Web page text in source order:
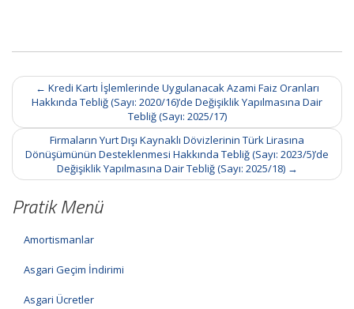
Post
navigation
← Kredi Kartı İşlemlerinde Uygulanacak Azami Faiz Oranları
Hakkında Tebliğ (Sayı: 2020/16)’de Değişiklik Yapılmasına Dair
Tebliğ (Sayı: 2025/17)
Firmaların Yurt Dışı Kaynaklı Dövizlerinin Türk Lirasına
Dönüşümünün Desteklenmesi Hakkında Tebliğ (Sayı: 2023/5)’de
Değişiklik Yapılmasına Dair Tebliğ (Sayı: 2025/18) →
Pratik Menü
Amortismanlar
Asgari Geçim İndirimi
Asgari Ücretler